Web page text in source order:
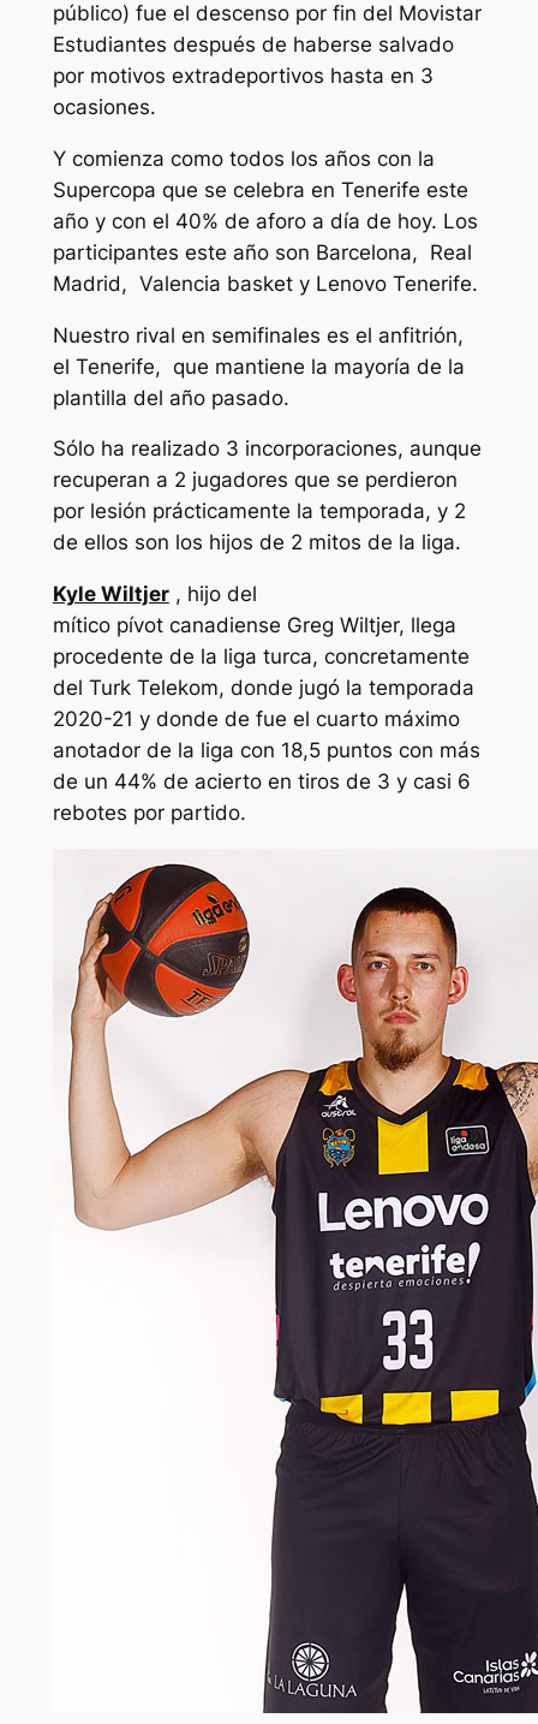
público) fue el descenso por fin del Movistar
Estudiantes después de haberse salvado
por motivos extradeportivos hasta en 3
ocasiones.
Y comienza como todos los años con la
Supercopa que se celebra en Tenerife este
año y con el 40% de aforo a día de hoy. Los
participantes este año son Barcelona, Real
Madrid, Valencia basket y Lenovo Tenerife.
Nuestro rival en semifinales es el anfitrión,
el Tenerife, que mantiene la mayoría de la
plantilla del año pasado.
Sólo ha realizado 3 incorporaciones, aunque
recuperan a 2 jugadores que se perdieron
por lesión prácticamente la temporada, y 2
de ellos son los hijos de 2 mitos de la liga.
Kyle Wiltjer, hijo del
mítico pívot canadiense Greg Wiltjer, llega
procedente de la liga turca, concretamente
del Turk Telekom, donde jugó la temporada
2020-21 y donde de fue el cuarto máximo
anotador de la liga con 18,5 puntos con más
de un 44% de acierto en tiros de 3 y casi 6
rebotes por partido.